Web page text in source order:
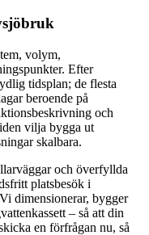
volym,
Efter
tidsplan; de flesta
beroende på
och
vilja bygga ut
skalbara.
och överfyllda
platsbesök i
dimensionerar, bygger
– så att din
en förfrågan nu, så